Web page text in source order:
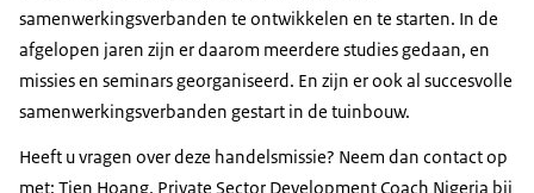
samenwerkingsverbanden te ontwikkelen en te starten. In de
afgelopen jaren zijn er daarom meerdere studies gedaan, en
missies en seminars georganiseerd. En zijn er ook al succesvolle
samenwerkingsverbanden gestart in de tuinbouw.
Heeft u vragen over deze handelsmissie? Neem dan contact op
met: Tien Hoang, Private Sector Development Coach Nigeria bij